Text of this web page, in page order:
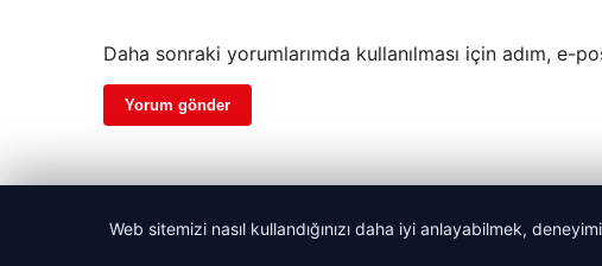
Daha sonraki yorumlarımda kullanılması için adım, e-
Web sitemizi nasıl kullandığınızı daha iyi anlayabilmek,